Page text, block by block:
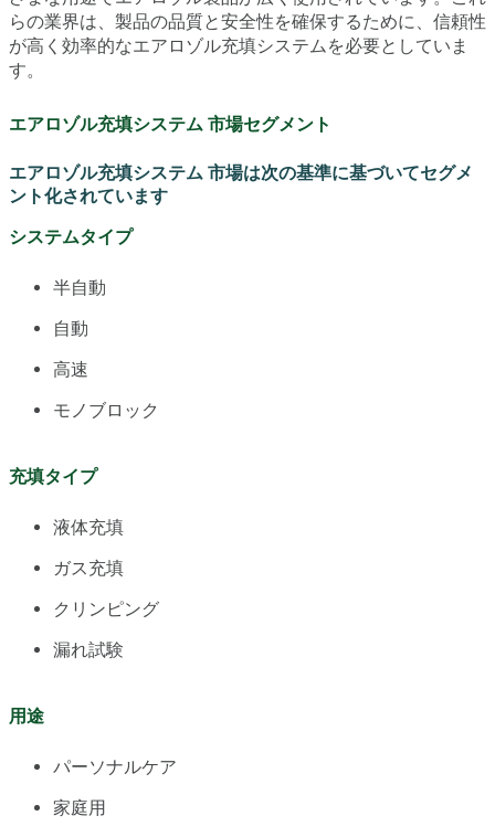
らの業界は、製品の品質と安全性を確保するために、信頼性
が高く効率的なエアロゾル充填システムを必要としていま
す。
エアロゾル充填システム 市場セグメント
エアロゾル充填システム 市場は次の基準に基づいてセグメ
ント化されています
システムタイプ
半自動
自動
高速
モノブロック
充填タイプ
液体充填
ガス充填
クリンピング
漏れ試験
用途
パーソナルケア
家庭用